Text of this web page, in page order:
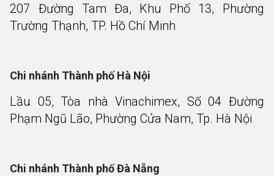
207 Đường Tam Đa, Khu Phố 13, Phường
Trường Thạnh, TP. Hồ Chí Minh
Chi nhánh Thành phố Hà Nội
Lầu 05, Tòa nhà Vinachimex, Số 04 Đường
Phạm Ngũ Lão, Phường Cửa Nam, Tp. Hà Nội
Chi nhánh Thành phố Đà Nẵng